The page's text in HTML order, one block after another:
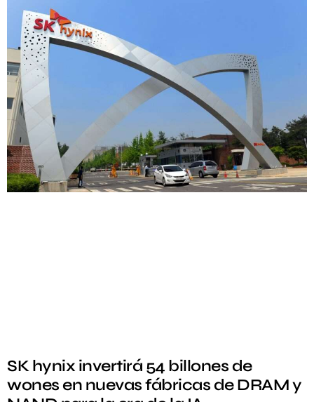
SK hynix invertirá 54 billones de
wones en nuevas fábricas de DRAM y